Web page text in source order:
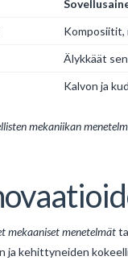
Komposiitit,
Älykkäät
Kalvon ja
mekaniikan
mekaaniset menetelmät
kehittyneiden